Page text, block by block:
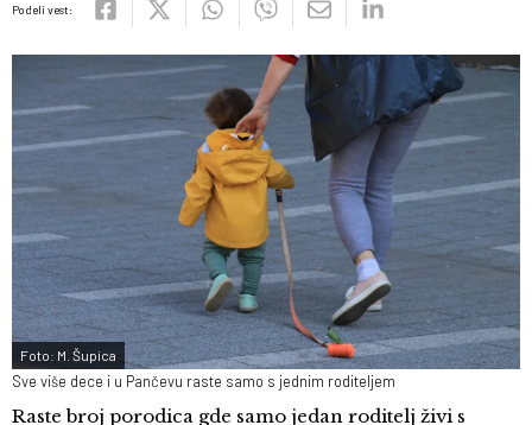
Podeli vest:
Foto: M. Šupica
Sve više dece i u Pančevu raste samo s jednim roditeljem
Raste broj porodica gde samo jedan roditelj živi s